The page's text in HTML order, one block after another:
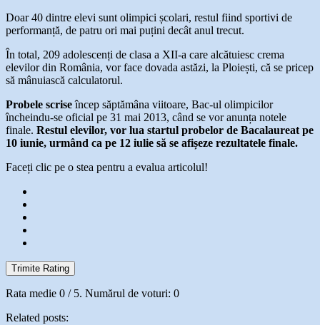
Doar 40 dintre elevi sunt olimpici școlari, restul fiind sportivi de
performanță, de patru ori mai puțini decât anul trecut.
În total, 209 adolescenți de clasa a XII-a care alcătuiesc crema
elevilor din România, vor face dovada astăzi, la Ploiești, că se pricep
să mânuiască calculatorul.
Probele scriseîncep săptămâna viitoare, Bac-ul olimpicilor
încheindu-se oficial pe 31 mai 2013, când se vor anunța notele
finale. Restul elevilor, vor lua startul probelor de Bacalaureat pe
10 iunie, urmând ca pe 12 iulie să se afișeze rezultatele finale.
Faceți clic pe o stea pentru a evalua articolul!
Trimite Rating
Rata medie 0 / 5. Numărul de voturi: 0
Related posts: